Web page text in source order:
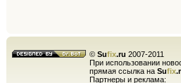
© Sufix.ru 2007-2011
При использовании
прямая ссылка на Sufix
Партнеры и реклама: